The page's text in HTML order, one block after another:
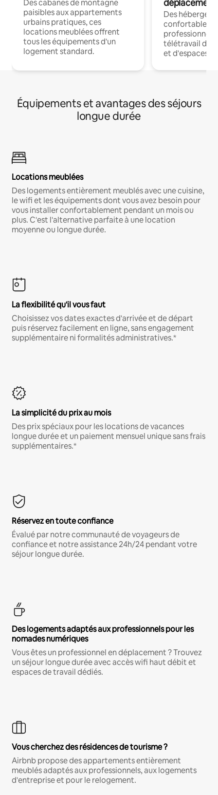
Des cabanes de montagne
paisibles aux appartements
urbains pratiques, ces
locations meublées offrent
tous les équipements d'un
logement standard.
déplacement
Des
confortables
professionnels
télétravail
et d'espaces
Équipements et avantages des séjours
longue durée
Locations meublées
Des logements entièrement meublés avec une cuisine,
le wifi et les équipements dont vous avez besoin pour
vous installer confortablement pendant un mois ou
plus. C'est l'alternative parfaite à une location
moyenne ou longue durée.
La flexibilité qu'il vous faut
Choisissez vos dates exactes d'arrivée et de départ
puis réservez facilement en ligne, sans engagement
supplémentaire ni formalités administratives.*
La simplicité du prix au mois
Des prix spéciaux pour les locations de vacances
longue durée et un paiement mensuel unique sans frais
supplémentaires.*
Réservez en toute confiance
Évalué par notre communauté de voyageurs de
confiance et notre assistance 24h/24 pendant votre
séjour longue durée.
Des logements adaptés aux professionnels pour les
nomades numériques
Vous êtes un professionnel en déplacement ? Trouvez
un séjour longue durée avec accès wifi haut débit et
espaces de travail dédiés.
Vous cherchez des résidences de tourisme ?
Airbnb propose des appartements entièrement
meublés adaptés aux professionnels, aux logements
d'entreprise et pour le relogement.